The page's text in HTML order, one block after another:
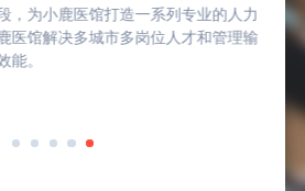
，为小鹿医馆打造一系列专业的人力
医馆解决多城市多岗位人才和管理输
。